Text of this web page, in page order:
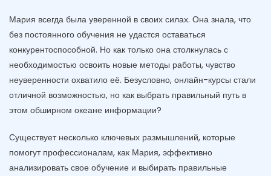
Мария всегда была уверенной в своих силах. Она знала, что
без постоянного обучения не удастся оставаться
конкурентоспособной. Но как только она столкнулась с
необходимостью освоить новые методы работы, чувство
неуверенности охватило её. Безусловно, онлайн-курсы стали
отличной возможностью, но как выбрать правильный путь в
этом обширном океане информации?
Существует несколько ключевых размышлений, которые
помогут профессионалам, как Мария, эффективно
анализировать свое обучение и выбирать правильные